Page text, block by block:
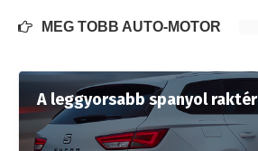
MÉG TÖBB AUTÓ-MOTOR
A leggyorsabb spanyol raktér